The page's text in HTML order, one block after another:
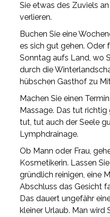
Sie etwas des Zuviels
verlieren.
Buchen Sie eine
es sich gut gehen. Oder
Sonntag aufs Land, wo
durch die
hübschen Gasthof zu
Machen Sie einen
Massage. Das tut
tut, tut auch der Seele
Lymphdrainage.
Ob Mann oder Frau,
Kosmetikerin. Lassen
gründlich reinigen, eine
Abschluss das Gesicht
Das dauert ungefähr
kleiner Urlaub. Man wird